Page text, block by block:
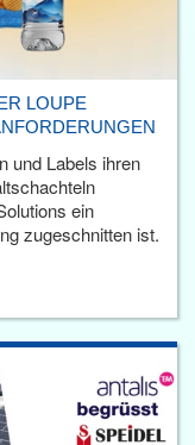
LOUPE
und Labels ihren
ein
zugeschnitten ist.